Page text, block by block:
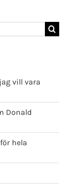
vill vara
Donald
hela